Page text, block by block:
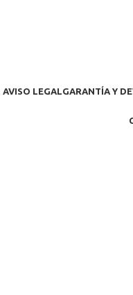
AVISO LEGALGARANTÍA Y